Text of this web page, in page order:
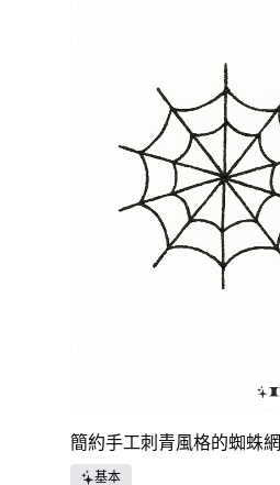
簡約手工刺青風格的蜘蛛網
基本